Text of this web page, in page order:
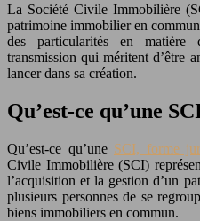
La Société Civile Immobilière (SCI) permet de détenir et gérer un
patrimoine immobilier en
des particularités en
transmission qui méritent d’être
lancer dans sa création.
Qu’est-ce qu’une
Qu’est-ce qu’une SCI, forme
Civile Immobilière (SCI)
l’acquisition et la gestion d’un
plusieurs personnes de se
biens immobiliers en commun.